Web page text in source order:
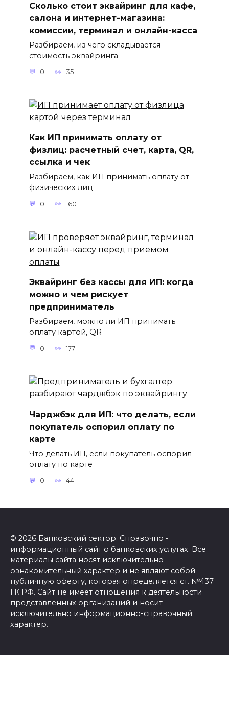
Сколько стоит эквайринг для кафе,
салона и интернет-магазина:
комиссии, терминал и онлайн-касса
Разбираем, из чего складывается
стоимость эквайринга
0 35
Как ИП принимать оплату от
физлиц: расчетный счет, карта, QR,
ссылка и чек
Разбираем, как ИП принимать оплату от
физических лиц
0 160
Эквайринг без кассы для ИП: когда
можно и чем рискует
предприниматель
Разбираем, можно ли ИП принимать
оплату картой, QR
0 177
Чарджбэк для ИП: что делать, если
покупатель оспорил оплату по
карте
Что делать ИП, если покупатель оспорил
оплату по карте
0 44
© 2026 Банковский сектор. Справочно -
информационный сайт о банковских услугах. Все
материалы сайта носят исключительно
ознакомительный характер и не являют собой
публичную оферту, которая определяется ст. №437
ГК РФ. Сайт не имеет отношения к деятельности
представленных организаций и носит
исключительно информационно-справочный
характер.